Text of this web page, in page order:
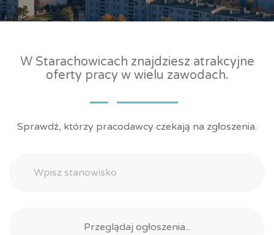
W Starachowicach znajdziesz atrakcyjne
oferty pracy w wielu zawodach.
Sprawdź, którzy pracodawcy czekają na zgłoszenia.